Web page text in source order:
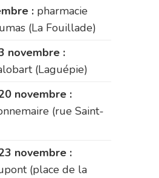
: pharmacie
(La Fouillade)
novembre :
(Laguépie)
novembre :
(rue Saint-
novembre :
(place de la